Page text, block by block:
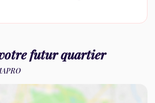
futur quartier